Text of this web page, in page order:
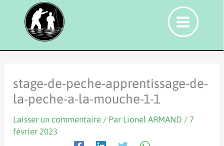
stage-de-peche-apprentissage-de-
la-peche-a-la-mouche-1-1
Laisser un commentaire / Par Lionel ARMAND / 7
février 2023